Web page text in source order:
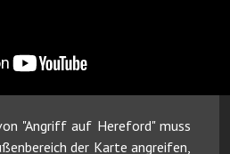
"Angriff auf Hereford" muss
der Karte angreifen,